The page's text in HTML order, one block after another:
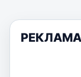
РЕКЛАМА